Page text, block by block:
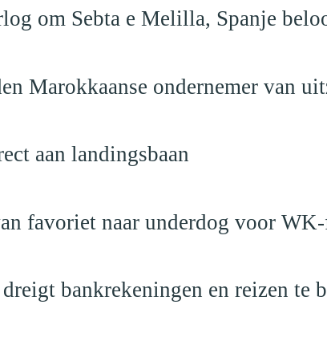
om Sebta e Melilla, Spanje
Marokkaanse ondernemer van
aan landingsbaan
favoriet naar underdog voor
bankrekeningen en reizen te